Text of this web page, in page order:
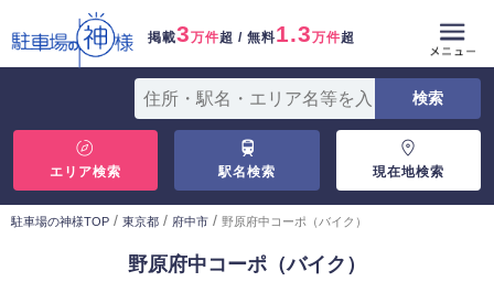
掲載3万件超 / 無料1.3万件超
エリア検索 駅名検索 現在地検索
駐車場の神様TOP / 東京都 / 府中市 / 野原府中コーポ（バイク）
野原府中コーポ（バイク）